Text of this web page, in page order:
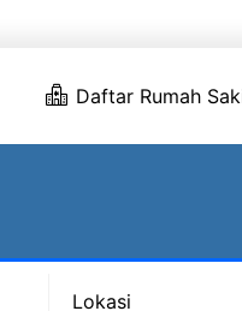
Daftar Rumah